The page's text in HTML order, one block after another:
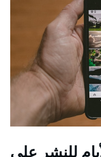
للنشر على